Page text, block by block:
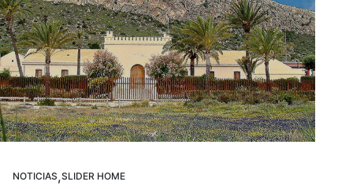
NOTICIAS,SLIDER HOME